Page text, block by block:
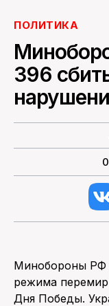
ПОЛИТИКА
396
Минобороны РФ
режима
Дня Победы.